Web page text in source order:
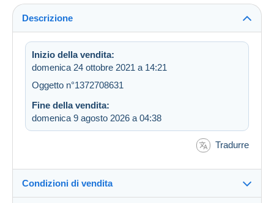
Descrizione
Inizio della vendita:
domenica 24 ottobre 2021 a 14:21
Oggetto n°1372708631
Fine della vendita:
domenica 9 agosto 2026 a 04:38
Tradurre
Condizioni di vendita